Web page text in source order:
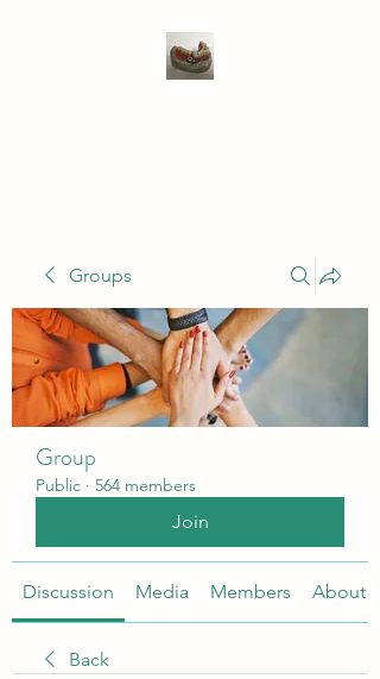
Groups
Group
Public · 564 members
Join
Discussion Media Members About
Back